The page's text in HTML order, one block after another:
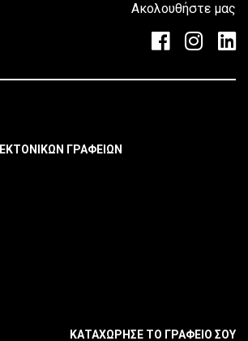
Ακολουθήστε μας
ΓΡΑΦΕΙΩΝ
ΚΑΤΑΧΩΡΗΣΕ ΤΟ ΓΡΑΦΕΙΟ ΣΟΥ